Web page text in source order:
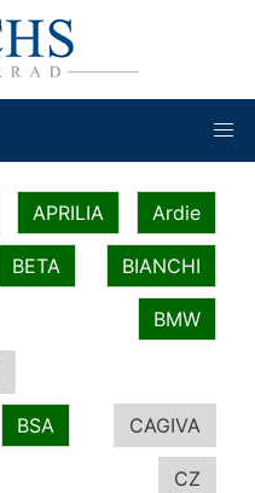
APRILIA Ardie
BETA BIANCHI
BMW
BSA CAGIVA
CZ